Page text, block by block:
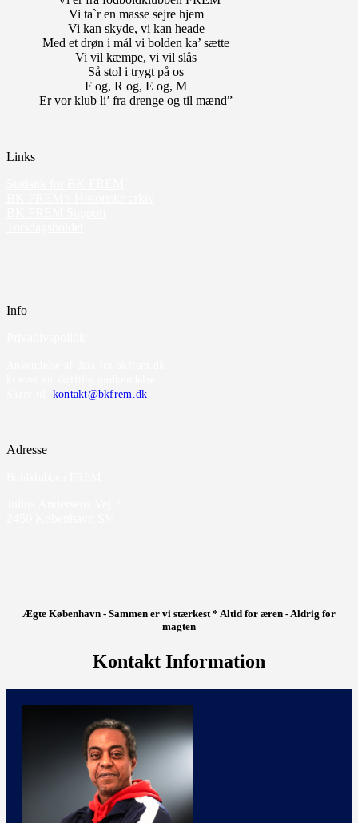
Vi ta`r en masse sejre hjem
Vi kan skyde, vi kan heade
Med et drøn i mål vi bolden ka’ sætte
Vi vil kæmpe, vi vil slås
Så stol i trygt på os
F og, R og, E og, M
Er vor klub li’ fra drenge og til mænd”
Links
Info
kontakt@bkfrem.dk
Adresse
Ægte København - Sammen er vi stærkest * Altid for æren - Aldrig for
magten
Kontakt Information